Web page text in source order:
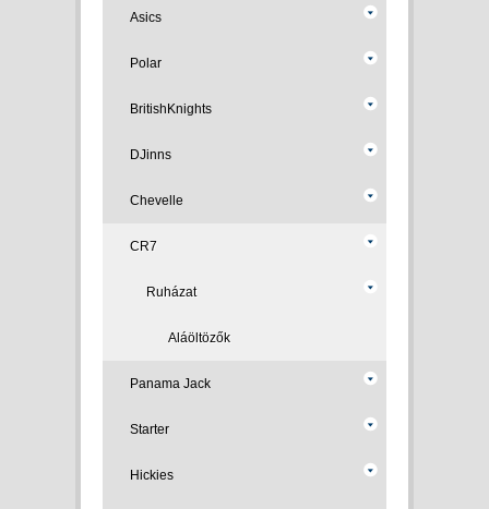
Asics
Polar
BritishKnights
DJinns
Chevelle
CR7
Ruházat
Aláöltözők
Panama Jack
Starter
Hickies